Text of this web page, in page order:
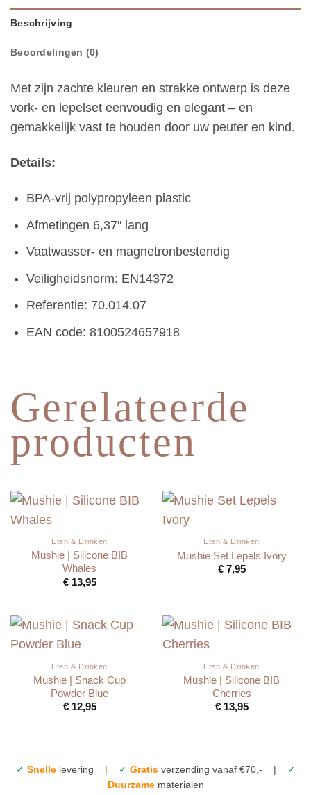
Beschrijving
Beoordelingen (0)
Met zijn zachte kleuren en strakke ontwerp is deze
vork- en lepelset eenvoudig en elegant – en
gemakkelijk vast te houden door uw peuter en kind.
Details:
BPA-vrij polypropyleen plastic
Afmetingen 6,37″ lang
Vaatwasser- en magnetronbestendig
Veiligheidsnorm: EN14372
Referentie: 70.014.07
EAN code: 8100524657918
Gerelateerde
producten
Eten & Drinken
Mushie | Silicone BIB
Whales
€13,95
Eten & Drinken
Mushie Set Lepels Ivory
€7,95
Eten & Drinken
Mushie | Snack Cup
Powder Blue
€12,95
Eten & Drinken
Mushie | Silicone BIB
Cherries
€13,95
✓ Snellelevering | ✓ Gratisverzending vanaf €70,- |
✓
Duurzamematerialen